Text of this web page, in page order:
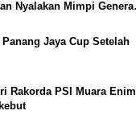
Nyalakan Mimpi
Jaya Cup Setelah
Rakorda PSI Muara